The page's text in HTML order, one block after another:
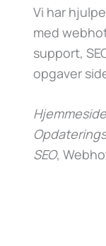
Vi har
med
support,
opgaver
SEO,